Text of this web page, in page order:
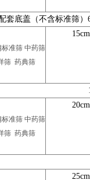
套底盖（不含标准筛）
标准筛 中药筛
筛 药典筛
15cm
标准筛 中药筛
筛 药典筛
20cm
25cm